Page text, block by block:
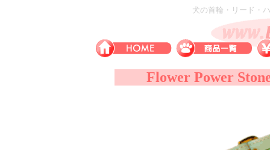
犬の首輪・リード・
Flower Power